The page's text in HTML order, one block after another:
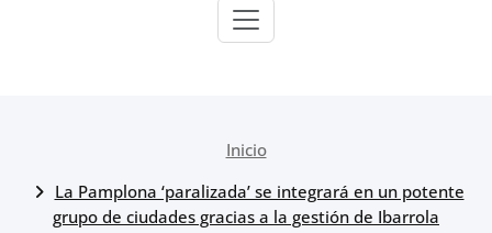
Inicio
La Pamplona ‘paralizada’ se integrará en un potente
grupo de ciudades gracias a la gestión de Ibarrola